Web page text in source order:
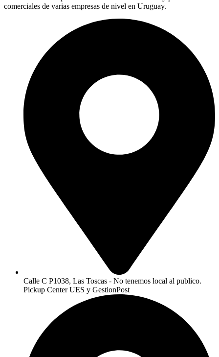
comerciales de varias empresas de nivel en Uruguay.
Calle C P1038, Las Toscas - No tenemos local al publico.
Pickup Center UES y GestionPost